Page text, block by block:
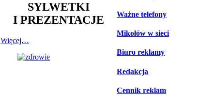
SYLWETKI
I PREZENTACJE
Więcej…
Ważne telefony
Mikołów w sieci
Biuro reklamy
Redakcja
Cennik reklam